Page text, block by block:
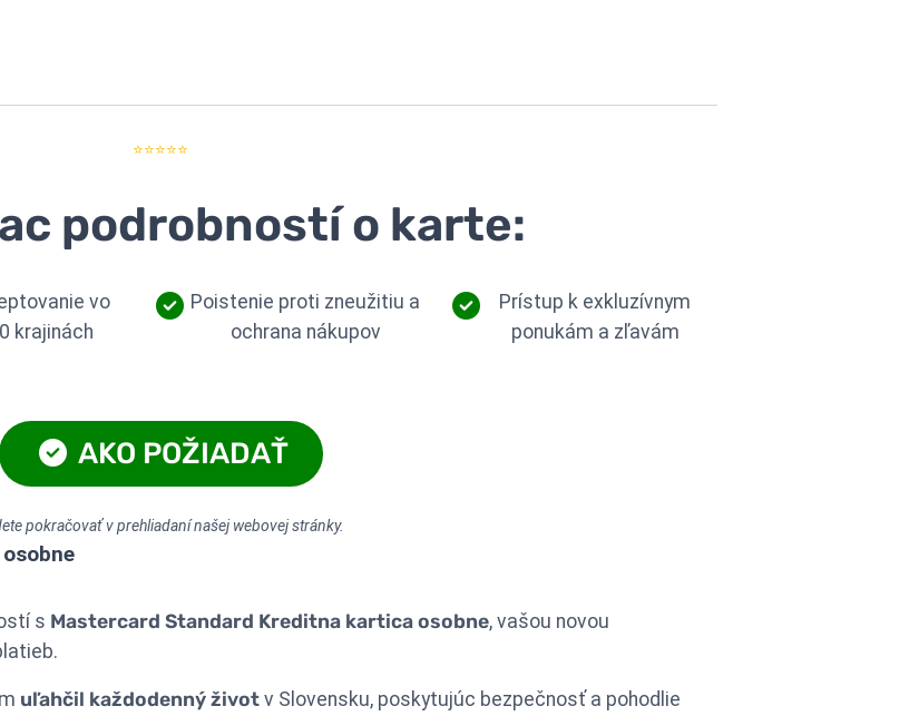
⭐⭐⭐⭐⭐
podrobností o karte:
vo
krajinách
Poistenie proti zneužitiu a
ochrana nákupov
Prístup k exkluzívnym
ponukám a zľavám
AKO POŽIADAŤ
pokračovať v prehliadaní našej webovej stránky.
s Mastercard Standard Kreditna kartica osobne, vašou novou
uľahčil každodenný život v Slovensku, poskytujúc bezpečnosť a pohodlie